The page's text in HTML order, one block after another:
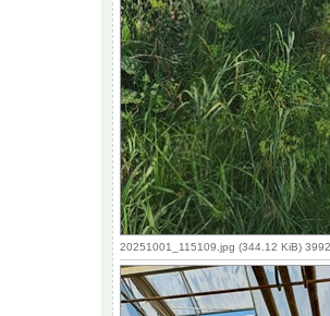
20251001_115109.jpg (344.12 KiB)